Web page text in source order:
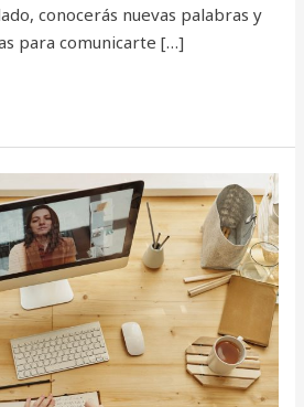
conocerás nuevas palabras y
para comunicarte […]